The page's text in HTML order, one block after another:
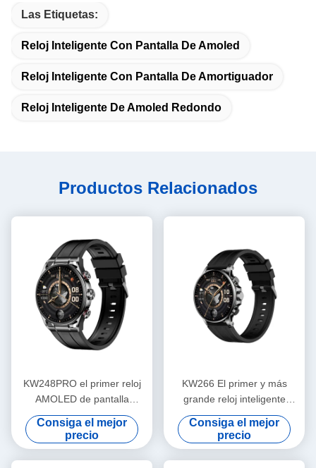
Las Etiquetas:
Reloj Inteligente Con Pantalla De Amoled
Reloj Inteligente Con Pantalla De Amortiguador
Reloj Inteligente De Amoled Redondo
Productos Relacionados
KW248PRO el primer reloj
AMOLED de pantalla
redonda más grande de la
industria
Consiga el mejor
precio
KW266 El primer y más
grande reloj inteligente
AMOLED redondo de 1,6
pulgadas de la industria con
sensores avanzados de
llamadas Bluetooth
Consiga el mejor
precio